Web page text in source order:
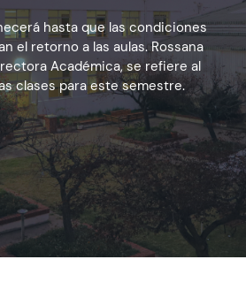
Estudiantil
hasta que las condiciones
el retorno a las aulas. Rossana
Académica, se refiere al
clases para este semestre.